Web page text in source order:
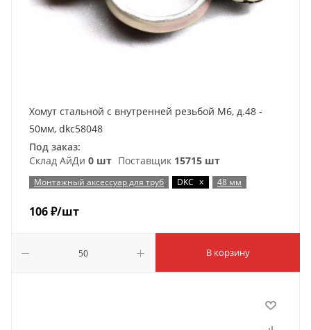
Хомут стальной с внутренней резьбой М6, д.48 -
50мм, dkc58048
Под заказ:
Склад АйДи 0 шт Поставщик 15715 шт
Монтажный аксессуар для труб DKC x 48 мм
106₽/шт
В корзину